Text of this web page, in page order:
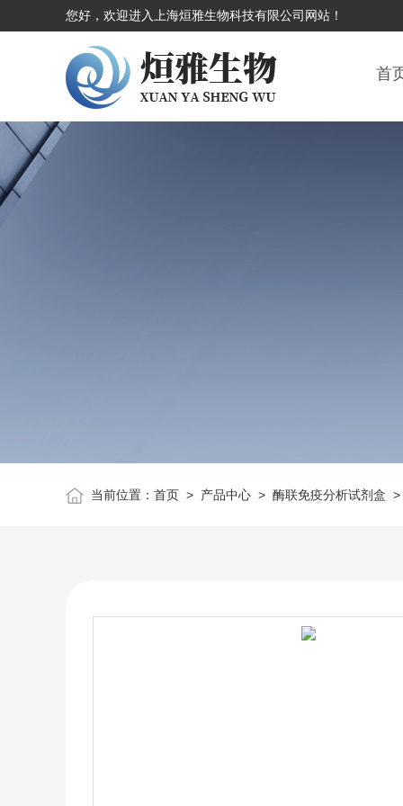
您好，欢迎进入上海烜雅生物科技有限公司网站！
首
当前位置： 首页> 产品中心> 酶联免疫分析试剂盒